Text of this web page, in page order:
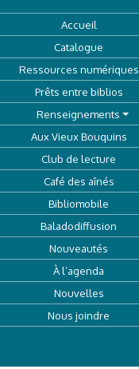
Accueil
Catalogue
Ressources numériques
Prêts entre biblios
Renseignements
Aux Vieux Bouquins
Club de lecture
Café des aînés
Bibliomobile
Baladodiffusion
Nouveautés
À l’agenda
Nouvelles
Nous joindre